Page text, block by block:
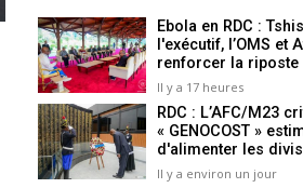
Ebola en RDC :
l'exécutif, l’OMS et
renforcer la riposte
Il y a 17 heures
RDC : L’AFC/M23
« GENOCOST »
d'alimenter les
Il y a environ un jour